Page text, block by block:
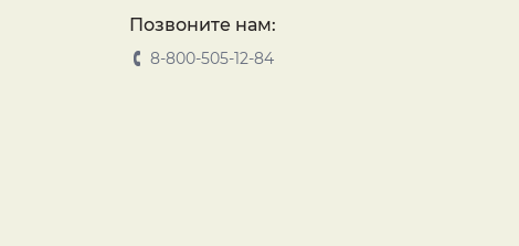
Позвоните нам:
8-800-505-12-84